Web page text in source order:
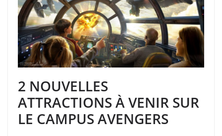
2 NOUVELLES
ATTRACTIONS À VENIR SUR
LE CAMPUS AVENGERS